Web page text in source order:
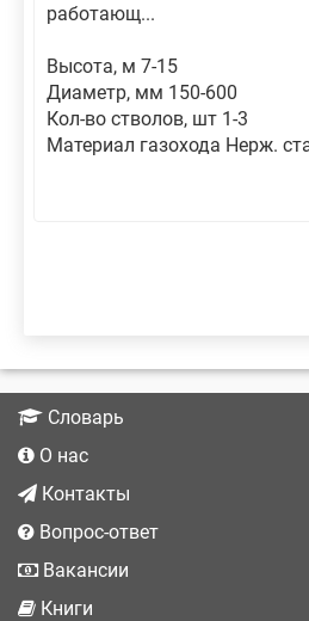
работающ...
Высота, м 7-15
Диаметр, мм 150-600
Кол-во стволов, шт 1-3
Материал газохода Нерж.
Словарь
О нас
Контакты
Вопрос-ответ
Вакансии
Книги